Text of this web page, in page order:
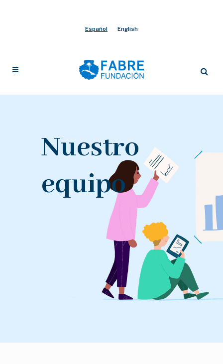
Español English
Nuestro
equipo